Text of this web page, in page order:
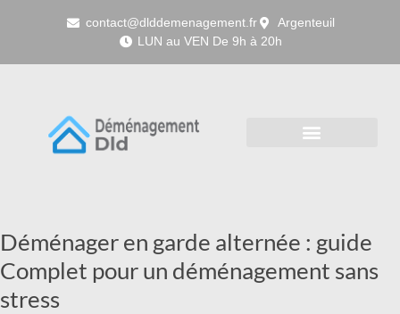
contact@dlddemenagement.fr
Argenteuil
LUN au VEN De 9h à 20h
Déménager en garde alternée : guide
Complet pour un déménagement sans
stress